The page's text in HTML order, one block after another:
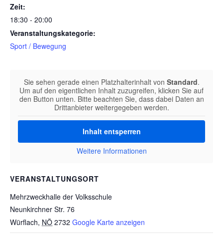
Zeit:
18:30 - 20:00
Veranstaltungskategorie:
Sport / Bewegung
VERANSTALTUNGSORT
Mehrzweckhalle der Volksschule
Neunkirchner Str. 76
Würflach, NÖ 2732 Google Karte anzeigen
Sie sehen gerade einen Platzhalterinhalt von Standard.
Um auf den eigentlichen Inhalt zuzugreifen, klicken Sie auf
den Button unten. Bitte beachten Sie, dass dabei Daten an
Drittanbieter weitergegeben werden.
Inhalt entsperren
Weitere Informationen